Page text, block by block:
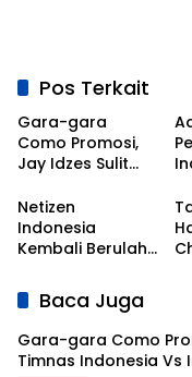
Pos Terkait
Gara-gara
Como Promosi,
Jay Idzes Sulit
Timnas
Indonesia Vs
Irak?
Netizen
Indonesia
Kembali Berulah,
Asal Korea
Selatan
Baca Juga
Gara-gara Como
Timnas Indonesia Vs